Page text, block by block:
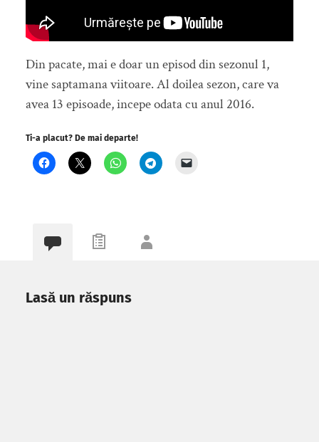
Din pacate, mai e doar un episod din sezonul 1,
vine saptamana viitoare. Al doilea sezon, care va
avea 13 episoade, incepe odata cu anul 2016.
Ti-a placut? De mai departe!
Lasă un răspuns